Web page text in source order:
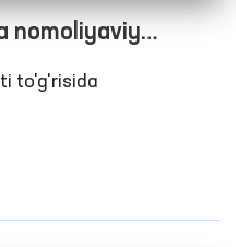
nomoliyaviy
Hisobot
to'g'risida